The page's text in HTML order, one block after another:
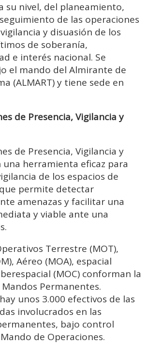
su nivel, del planeamiento,
de las operaciones
y disuasión de los
de soberanía,
e interés nacional. Se
el mando del Almirante de
(ALMART) y tiene sede en
de Presencia, Vigilancia y
de Presencia, Vigilancia y
una herramienta eficaz para
de los espacios de
permite detectar
amenazas y facilitar una
y viable ante una
Terrestre (MOT),
Aéreo (MOA), espacial
(MOC) conforman la
Permanentes.
unos 3.000 efectivos de las
involucrados en las
bajo control
de Operaciones.